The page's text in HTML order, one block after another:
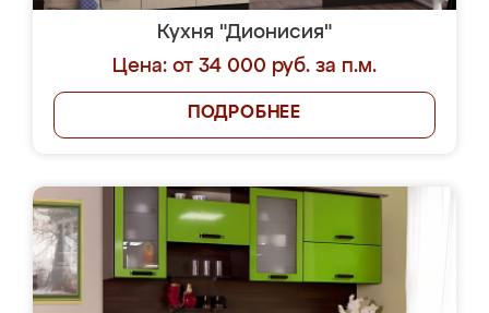
Кухня "Дионисия"
Цена: от 34 000 руб. за п.м.
ПОДРОБНЕЕ